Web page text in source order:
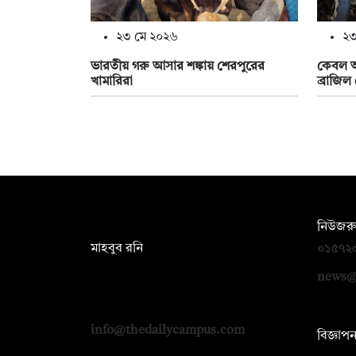
২৩ মে ২০২৬
ভারতীয় গরু আসার শঙ্কায় শেরপুরের
খামারিরা
কেবল
মাহবুব রনি
info@thedailycampus.com
বিজ্ঞাপন